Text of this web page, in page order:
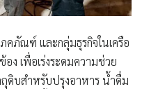
ภคภัณฑ์ และกลุ่มธุรกิจในเครือ
ง เพื่อเร่งระดมความช่วย
ดิบสำหรับปรุงอาหาร น้ำดื่ม